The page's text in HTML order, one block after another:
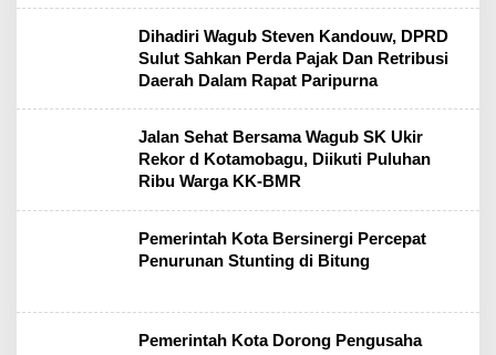
Dihadiri Wagub Steven Kandouw, DPRD
Sulut Sahkan Perda Pajak Dan Retribusi
Daerah Dalam Rapat Paripurna
Jalan Sehat Bersama Wagub SK Ukir
Rekor d Kotamobagu, Diikuti Puluhan
Ribu Warga KK-BMR
Pemerintah Kota Bersinergi Percepat
Penurunan Stunting di Bitung
Pemerintah Kota Dorong Pengusaha